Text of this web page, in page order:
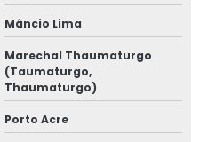
Mâncio Lima
Marechal Thaumaturgo
(Taumaturgo,
Thaumaturgo)
Porto Acre